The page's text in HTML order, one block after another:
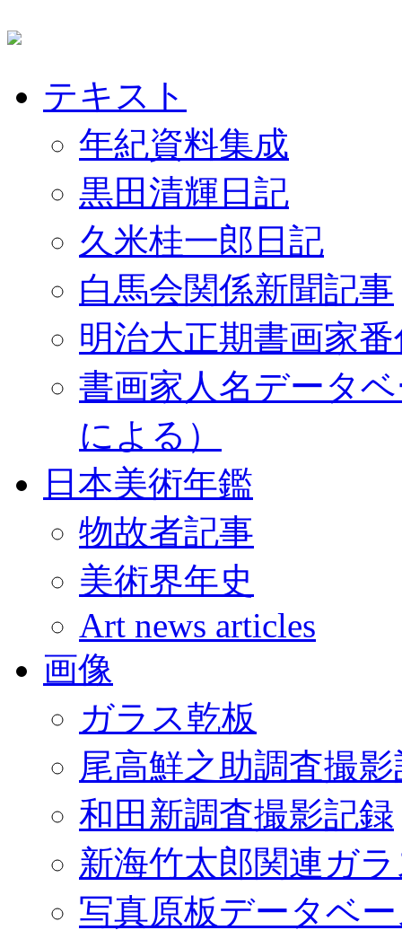
テキスト
年紀資料集成
黒田清輝日記
久米桂一郎日記
白馬会関係新聞記事
明治大正期書画家
書画家人名データ
による）
日本美術年鑑
物故者記事
美術界年史
Art news articles
画像
ガラス乾板
尾高鮮之助調査撮
和田新調査撮影記録
新海竹太郎関連ガ
写真原板データベ